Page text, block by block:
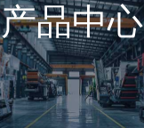
产品中心